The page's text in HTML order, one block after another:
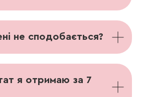
не сподобається?
я отримаю за 7
DE 19703